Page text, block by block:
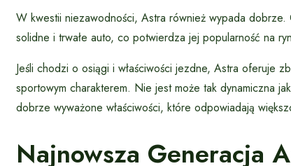
W kwestii niezawodności, Astra również wypada
solidne i trwałe auto, co potwierdza jej popularność na
Jeśli chodzi o osiągi i właściwości jezdne, Astra oferuje
sportowym charakterem. Nie jest może tak dynamiczna
dobrze wyważone właściwości, które odpowiadają
Najnowsza Generacja